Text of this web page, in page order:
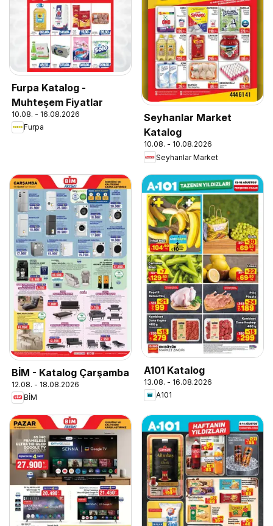
Furpa Katalog -
Muhteşem Fiyatlar
10.08. - 16.08.2026
Furpa
Seyhanlar Market
Katalog
10.08. - 10.08.2026
Seyhanlar Market
BİM - Katalog Çarşamba
12.08. - 18.08.2026
BİM
A101 Katalog
13.08. - 16.08.2026
A101